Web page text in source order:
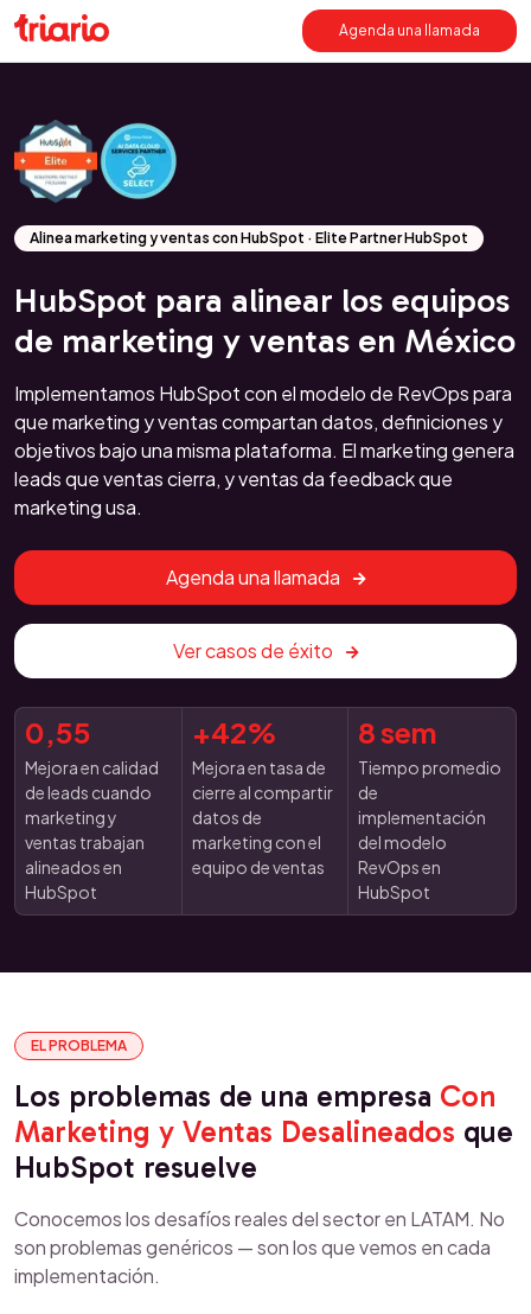
Agenda una llamada
Alinea marketing y ventas con HubSpot · Elite Partner HubSpot
HubSpot para alinear los equipos
de marketing y ventas en México
Implementamos HubSpot con el modelo de RevOps para
que marketing y ventas compartan datos, definiciones y
objetivos bajo una misma plataforma. El marketing genera
leads que ventas cierra, y ventas da feedback que
marketing usa.
Agenda una llamada
Ver casos de éxito
0,55
Mejora en calidad
de leads cuando
marketing y
ventas trabajan
alineados en
HubSpot
+42%
Mejora en tasa de
cierre al compartir
datos de
marketing con el
equipo de ventas
8 sem
Tiempo promedio
de
implementación
del modelo
RevOps en
HubSpot
EL PROBLEMA
Los problemas de una empresa Con
Marketing y Ventas Desalineados que
HubSpot resuelve
Conocemos los desafíos reales del sector en LATAM. No
son problemas genéricos — son los que vemos en cada
implementación.